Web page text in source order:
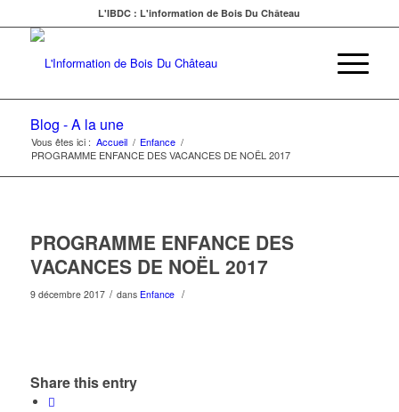
L'IBDC : L'information de Bois Du Château
Blog - A la une
Vous êtes ici : Accueil / Enfance /
PROGRAMME ENFANCE DES VACANCES DE NOËL 2017
PROGRAMME ENFANCE DES
VACANCES DE NOËL 2017
9 décembre 2017 / dans Enfance /
Share this entry